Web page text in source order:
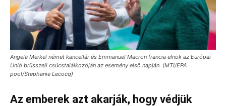
Angela Merkel német kancellár és Emmanuel Macron francia elnök az Európai
Unió brüsszeli csúcstalálkozóján az esemény elsõ napján. (MTI/EPA
pool/Stephanie Lecocq)
Az emberek azt akarják, hogy védjük